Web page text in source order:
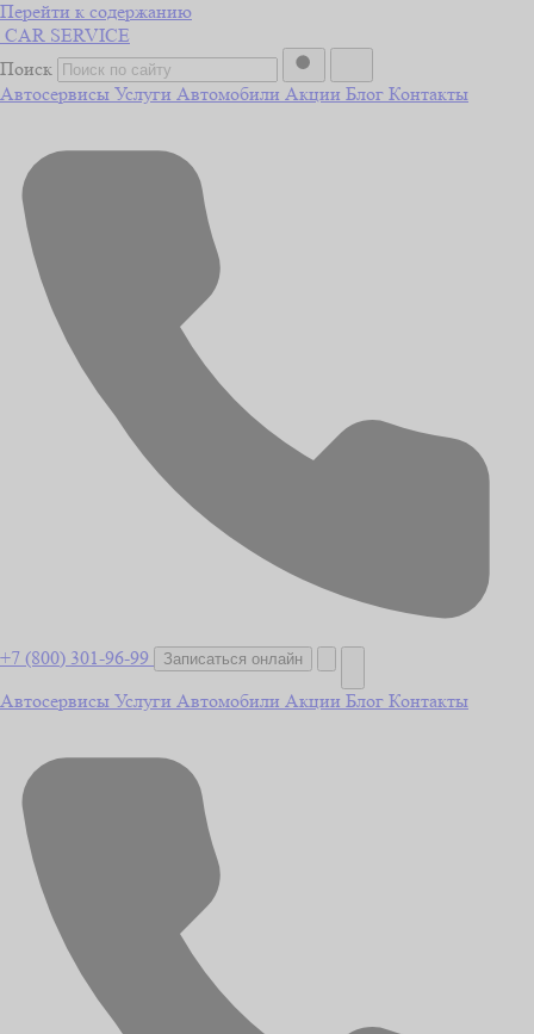
Перейти к содержанию
CAR SERVICE
Поиск
Автосервисы Услуги Автомобили Акции Блог Контакты
+7 (800) 301-96-99 Записаться онлайн
Автосервисы Услуги Автомобили Акции Блог Контакты